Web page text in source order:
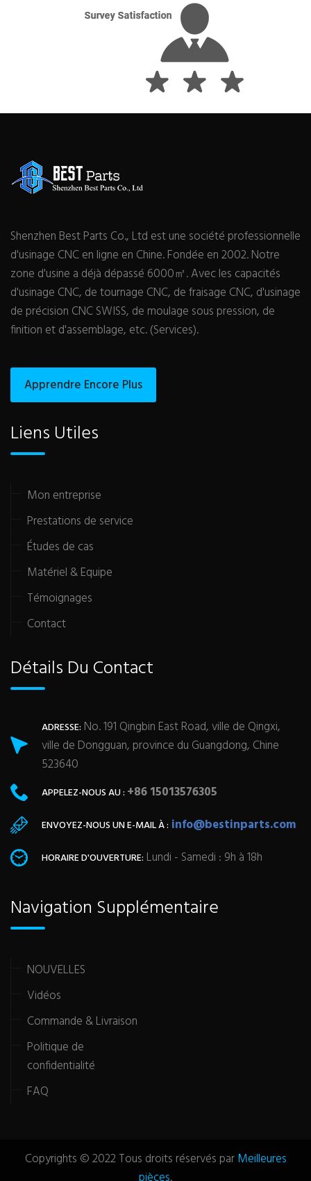
Shenzhen Best Parts Co., Ltd est une société professionnelle
d'usinage CNC en ligne en Chine. Fondée en 2002. Notre
zone d'usine a déjà dépassé 6000㎡. Avec les capacités
d'usinage CNC, de tournage CNC, de fraisage CNC, d'usinage
de précision CNC SWISS, de moulage sous pression, de
finition et d'assemblage, etc. (Services).
Apprendre Encore Plus
Liens Utiles
Mon entreprise
Prestations de service
Études de cas
Matériel & Equipe
Témoignages
Contact
Détails Du Contact
ADRESSE: No. 191 Qingbin East Road, ville de Qingxi,
ville de Dongguan, province du Guangdong, Chine
523640
APPELEZ-NOUS AU : +86 15013576305
ENVOYEZ-NOUS UN E-MAIL À : info@bestinparts.com
HORAIRE D'OUVERTURE: Lundi - Samedi : 9h à 18h
Navigation Supplémentaire
NOUVELLES
Vidéos
Commande & Livraison
Politique de
confidentialité
FAQ
Copyrights © 2022 Tous droits réservés parMeilleures